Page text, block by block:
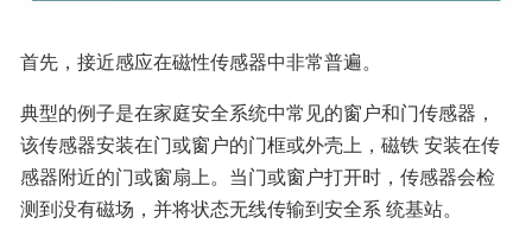
首先，接近感应在磁性传感器中非常普遍。
典型的例子是在家庭安全系统中常见的窗户和门传感器，
该传感器安装在门或窗户的门框或外壳上，磁铁 安装在传
感器附近的门或窗扇上。当门或窗户打开时，传感器会检
测到没有磁场，并将状态无线传输到安全系 统基站。